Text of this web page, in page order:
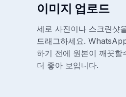
이미지 업로드
세로 사진이나 스크린샷
드래그하세요.
하기 전에 원본이 깨끗할
더 좋아 보입니다.